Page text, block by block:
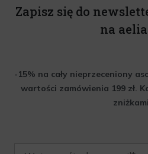
Zapisz się do
na
-15% na cały nieprzeceniony
wartości zamówienia 199 zł.